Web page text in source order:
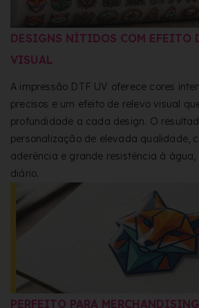
DESIGNS NÍTIDOS COM EFEITO
VISUAL
A impressão DTF UV oferece cores
precisos e um efeito de relevo visual
profundidade a cada design. O
personalização de elevada qualidade,
aderência e grande resistência à
diário.
PERFEITO PARA